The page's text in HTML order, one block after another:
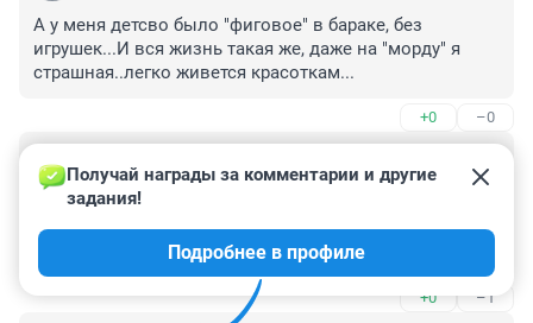
А у меня детсво было "фиговое" в бараке, без
игрушек...И вся жизнь такая же, даже на "морду" я
страшная..легко живется красоткам...
+0 –0
5 мая 2014, 20:04
Вот всё думаю -,а как сына одного оставить. Ведь в
Доме живут месяцами а иногда и годами. Ну ничего
если что я его заберу туда к себе -заодно и сноху
найду...
+0 –1
Получай награды за комментарии и другие
задания!
Подробнее в профиле